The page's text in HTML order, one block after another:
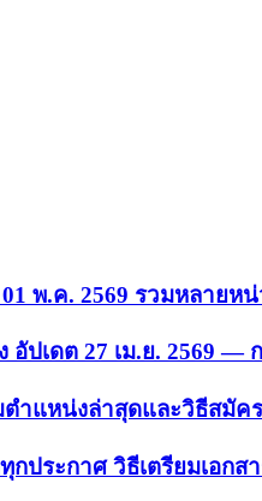
พ.ค. 2569 รวมหลายห
อัปเดต 27 เม.ย. 2569 —
ำแหน่งล่าสุดและวิธีสมัคร
กประกาศ วิธีเตรียมเอกส